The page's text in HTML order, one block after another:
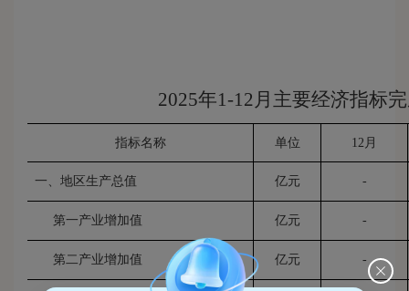
2025年1-12月主要经济指标
指标名称 单位 12月
一、地区生产总值 亿元 -
第一产业增加值 亿元 -
第二产业增加值 亿元 -